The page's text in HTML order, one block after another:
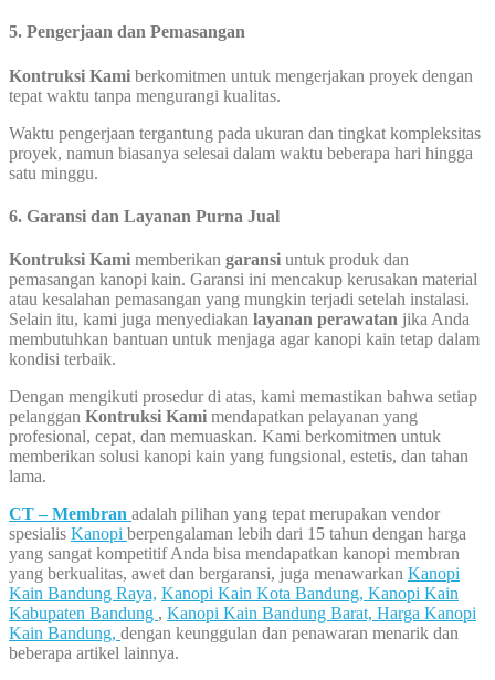
5. Pengerjaan dan Pemasangan
Kontruksi Kami berkomitmen untuk mengerjakan proyek dengan
tepat waktu tanpa mengurangi kualitas.
Waktu pengerjaan tergantung pada ukuran dan tingkat kompleksitas
proyek, namun biasanya selesai dalam waktu beberapa hari hingga
satu minggu.
6. Garansi dan Layanan Purna Jual
Kontruksi Kami memberikan garansi untuk produk dan
pemasangan kanopi kain. Garansi ini mencakup kerusakan material
atau kesalahan pemasangan yang mungkin terjadi setelah instalasi.
Selain itu, kami juga menyediakan layanan perawatan jika Anda
membutuhkan bantuan untuk menjaga agar kanopi kain tetap dalam
kondisi terbaik.
Dengan mengikuti prosedur di atas, kami memastikan bahwa setiap
pelanggan Kontruksi Kami mendapatkan pelayanan yang
profesional, cepat, dan memuaskan. Kami berkomitmen untuk
memberikan solusi kanopi kain yang fungsional, estetis, dan tahan
lama.
CT – Membran adalah pilihan yang tepat merupakan vendor
spesialis Kanopi berpengalaman lebih dari 15 tahun dengan harga
yang sangat kompetitif Anda bisa mendapatkan kanopi membran
yang berkualitas, awet dan bergaransi, juga menawarkan Kanopi
Kain Bandung Raya, Kanopi Kain Kota Bandung, Kanopi Kain
Kabupaten Bandung , Kanopi Kain Bandung Barat, Harga Kanopi
Kain Bandung, dengan keunggulan dan penawaran menarik dan
beberapa artikel lainnya.